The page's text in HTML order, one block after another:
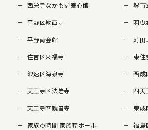
西栄寺なかもず泰心館 堺市
平野区教西寺 羽曳
平野南会館 苅田
住吉区来福寺 東住
浪速区海泉寺 西成
天王寺区法岩寺 四天
天王寺区観音寺 東成
家族の時間 家族葬ホール 福島